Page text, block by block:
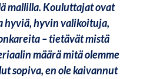
mallilla. Kouluttajat ovat
hyviä, hyvin valikoituja,
– tietävät mistä
määrä mitä olemme
sopiva, en ole kaivannut